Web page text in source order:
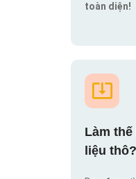
toàn diện!
Làm
liệu thô?